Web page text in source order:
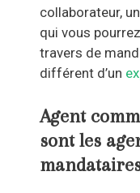
collaborateur,
qui vous
travers de
différent d’un
Agent
sont les